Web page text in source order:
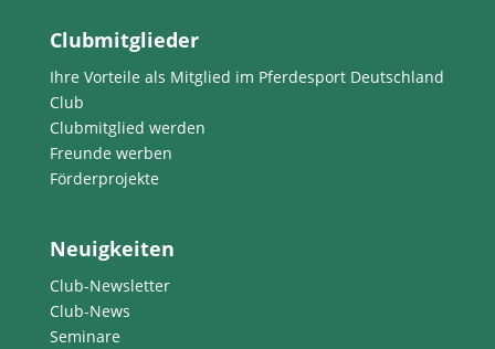
Clubmitglieder
Ihre Vorteile als Mitglied im Pferdesport Deutschland
Club
Clubmitglied werden
Freunde werben
Förderprojekte
Neuigkeiten
Club-Newsletter
Club-News
Seminare